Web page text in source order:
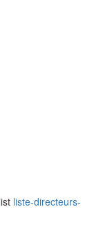
liste-directeurs-